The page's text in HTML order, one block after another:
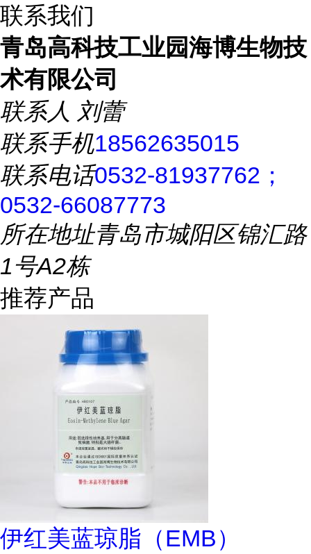
联系我们
青岛高科技工业园海博生物技
术有限公司
联系人 刘蕾
联系手机18562635015
联系电话0532-81937762；
0532-66087773
所在地址青岛市城阳区锦汇路
1号A2栋
推荐产品
伊红美蓝琼脂（EMB）